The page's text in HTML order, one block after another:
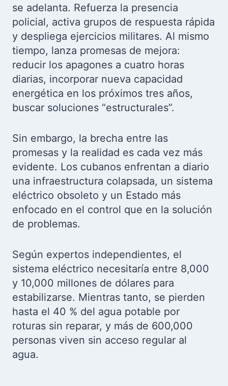
se adelanta. Refuerza la presencia
policial, activa grupos de respuesta rápida
y despliega ejercicios militares. Al mismo
tiempo, lanza promesas de mejora:
reducir los apagones a cuatro horas
diarias, incorporar nueva capacidad
energética en los próximos tres años,
buscar soluciones “estructurales”.
Sin embargo, la brecha entre las
promesas y la realidad es cada vez más
evidente. Los cubanos enfrentan a diario
una infraestructura colapsada, un sistema
eléctrico obsoleto y un Estado más
enfocado en el control que en la solución
de problemas.
Según expertos independientes, el
sistema eléctrico necesitaría entre 8,000
y 10,000 millones de dólares para
estabilizarse. Mientras tanto, se pierden
hasta el 40 % del agua potable por
roturas sin reparar, y más de 600,000
personas viven sin acceso regular al
agua.